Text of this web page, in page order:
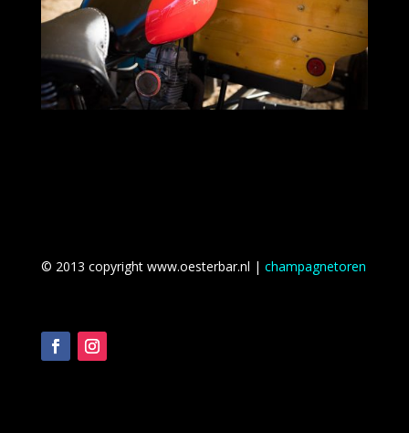
© 2013 copyright www.oesterbar.nl | champagnetoren